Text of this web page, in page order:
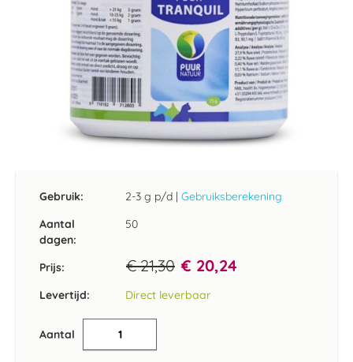
Gebruik: 2-3 g p/d | Gebruiksberekening
Aantal
dagen:
50
Prijs: € 21,30 € 20,24
Levertijd: Direct leverbaar
Aantal
begin
afbeeldingen-
gallerij